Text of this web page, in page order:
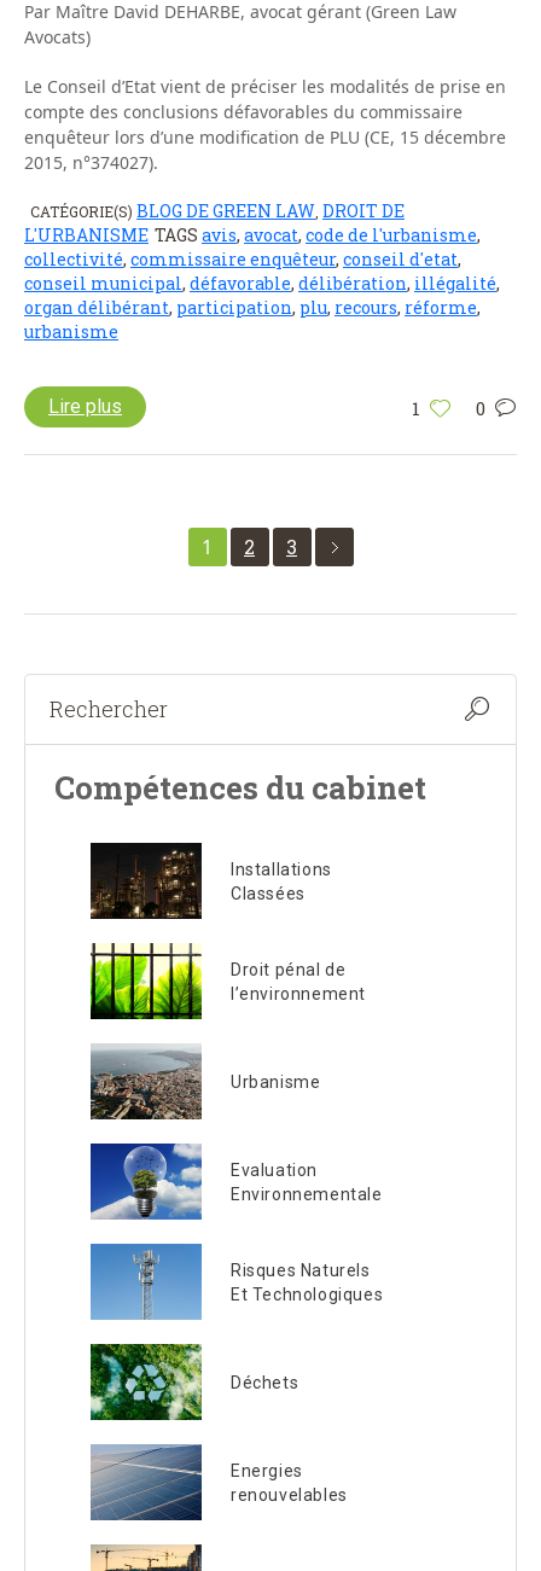
Par Maître David DEHARBE, avocat gérant (Green Law
Avocats)
Le Conseil d’Etat vient de préciser les modalités de prise en
compte des conclusions défavorables du commissaire
enquêteur lors d’une modification de PLU (CE, 15 décembre
2015, n°374027).
CATÉGORIE(S) BLOG DE GREEN LAW, DROIT DE
L'URBANISME TAGS avis, avocat, code de l'urbanisme,
collectivité, commissaire enquêteur, conseil d'etat,
conseil municipal, défavorable, délibération, illégalité,
organ délibérant, participation, plu, recours, réforme,
urbanisme
1 0
Lire plus
1 2 3
Compétences du cabinet
Installations
Classées
Droit pénal de
l’environnement
Urbanisme
Evaluation
Environnementale
Risques Naturels
Et Technologiques
Déchets
Energies
renouvelables